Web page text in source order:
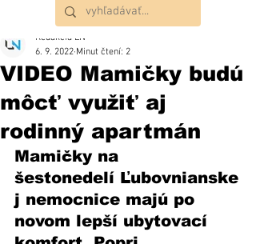
VIDEO Mamičky budú
môcť využiť aj
rodinný apartmán
Redakcia ĽN
6. 9. 2022 Minut čtení: 2
Mamičky na
šestonedelí Ľubovnianske
j nemocnice majú po
novom lepší ubytovací